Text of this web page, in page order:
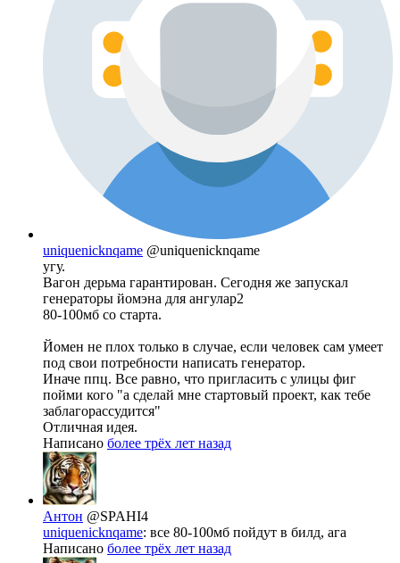
uniquenicknqame @uniquenicknqame
угу.
Вагон дерьма гарантирован. Сегодня же запускал
генераторы йомэна для ангулар2
80-100мб со старта.
Йомен не плох только в случае, если человек сам умеет
под свои потребности написать генератор.
Иначе ппц. Все равно, что пригласить с улицы фиг
пойми кого "а сделай мне стартовый проект, как тебе
заблагорассудится"
Отличная идея.
Написано более трёх лет назад
Антон @SPAHI4
uniquenicknqame: все 80-100мб пойдут в билд, ага
Написано более трёх лет назад